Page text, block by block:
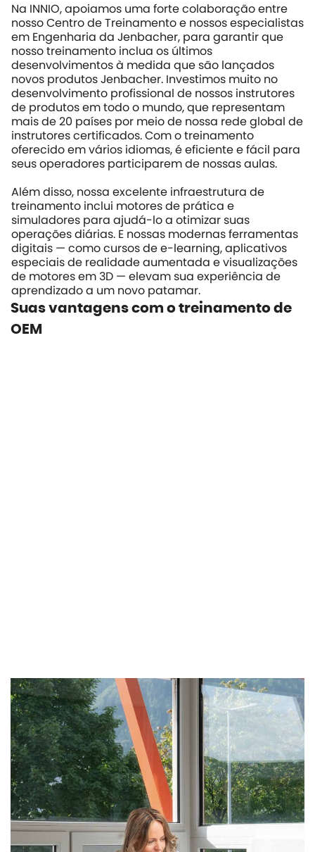
Na INNIO, apoiamos uma forte colaboração entre
nosso Centro de Treinamento e nossos especialistas
em Engenharia da Jenbacher, para garantir que
nosso treinamento inclua os últimos
desenvolvimentos à medida que são lançados
novos produtos Jenbacher. Investimos muito no
desenvolvimento profissional de nossos instrutores
de produtos em todo o mundo, que representam
mais de 20 países por meio de nossa rede global de
instrutores certificados. Com o treinamento
oferecido em vários idiomas, é eficiente e fácil para
seus operadores participarem de nossas aulas.
Além disso, nossa excelente infraestrutura de
treinamento inclui motores de prática e
simuladores para ajudá-lo a otimizar suas
operações diárias. E nossas modernas ferramentas
digitais — como cursos de e-learning, aplicativos
especiais de realidade aumentada e visualizações
de motores em 3D — elevam sua experiência de
aprendizado a um novo patamar.
Suas vantagens com o treinamento de
OEM